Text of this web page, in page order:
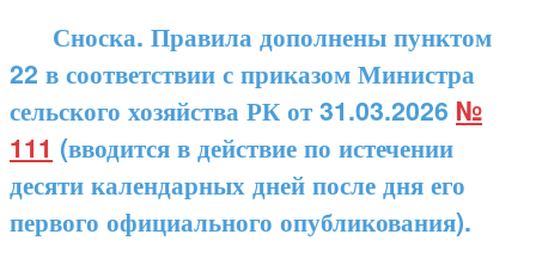
Сноска. Правила дополнены пунктом
22 в соответствии с приказом Министра
сельского хозяйства РК от 31.03.2026 №
111 (вводится в действие по истечении
десяти календарных дней после дня его
первого официального опубликования).